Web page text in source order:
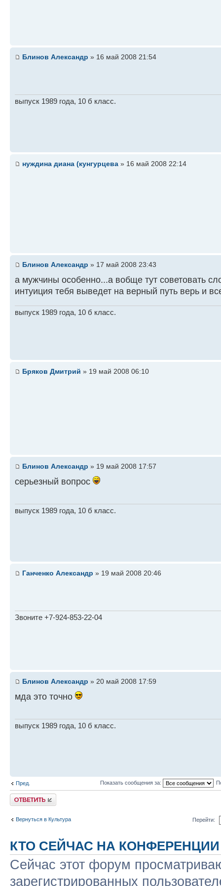
Блинов Александр » 16 май 2008 21:54
выпуск 1989 года, 10 б класс.
нуждина диана (кунгурцева » 16 май 2008 22:14
Блинов Александр » 17 май 2008 23:43
а мужчины особенно...а вобще тут советовать
интуиция тебя выведет на верный путь верь и
выпуск 1989 года, 10 б класс.
Бряков Дмитрий » 19 май 2008 06:10
Блинов Александр » 19 май 2008 17:57
серьезный вопрос
выпуск 1989 года, 10 б класс.
Ганченко Александр » 19 май 2008 20:46
Звоните +7-924-853-22-04
Блинов Александр » 20 май 2008 17:59
мда это точно
выпуск 1989 года, 10 б класс.
Пред. Показать сообщения за:
Ответить
Вернуться в Культура Перейти:
КТО СЕЙЧАС НА КОНФЕРЕНЦИИ
Сейчас этот форум
зарегистрированных